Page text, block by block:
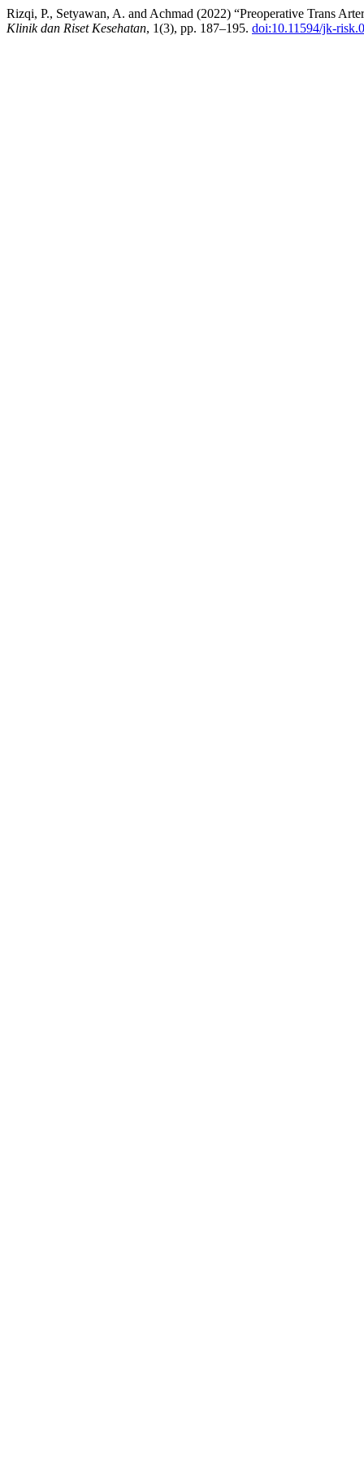
Rizqi, P., Setyawan, A. and Achmad (2022) “Preoperative Trans
Klinik dan Riset Kesehatan, 1(3), pp. 187–195. doi:10.11594/jk-